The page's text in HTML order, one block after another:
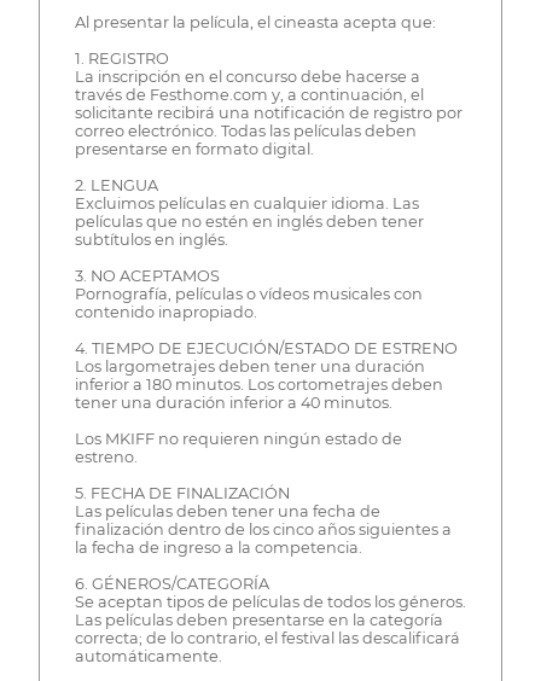
Al presentar la película, el cineasta acepta que:
1. REGISTRO
La inscripción en el concurso debe hacerse a
través de Festhome.com y, a continuación, el
solicitante recibirá una notificación de registro por
correo electrónico. Todas las películas deben
presentarse en formato digital.
2. LENGUA
Excluimos películas en cualquier idioma. Las
películas que no estén en inglés deben tener
subtítulos en inglés.
3. NO ACEPTAMOS
Pornografía, películas o vídeos musicales con
contenido inapropiado.
4. TIEMPO DE EJECUCIÓN/ESTADO DE ESTRENO
Los largometrajes deben tener una duración
inferior a 180 minutos. Los cortometrajes deben
tener una duración inferior a 40 minutos.
Los MKIFF no requieren ningún estado de
estreno.
5. FECHA DE FINALIZACIÓN
Las películas deben tener una fecha de
finalización dentro de los cinco años siguientes a
la fecha de ingreso a la competencia.
6. GÉNEROS/CATEGORÍA
Se aceptan tipos de películas de todos los géneros.
Las películas deben presentarse en la categoría
correcta; de lo contrario, el festival las descalificará
automáticamente.